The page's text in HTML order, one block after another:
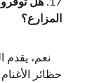
المزارع؟
نعم،
حظائر